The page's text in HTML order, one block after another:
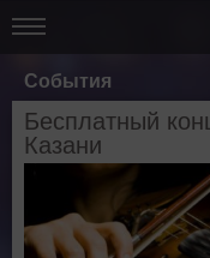
События
Бесплатный
Казани